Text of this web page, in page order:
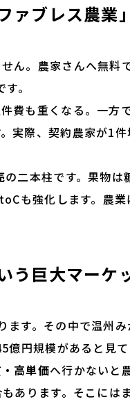
ブレス農業」
ん。農家さんへ無料
す。
費も重くなる。一方
実際、契約農家が1
の二本柱です。果物
も強化します。農業
う巨大マーケ
す。その中で温州
円規模があると見て
高単価へ行かないと
あります。そこには